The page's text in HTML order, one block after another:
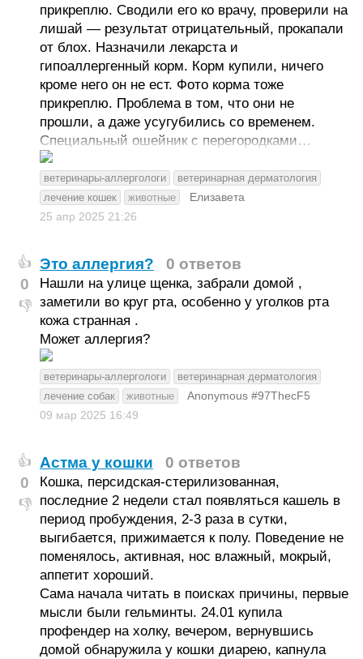
прикреплю. Сводили его ко врачу, проверили на
лишай — результат отрицательный, прокапали
от блох. Назначили лекарста и
гипоаллергенный корм. Корм купили, ничего
кроме него он не ест. Фото корма тоже
прикреплю. Проблема в том, что они не
прошли, а даже усугубились со временем.
Специальный ошейник с перегородками…
ветеринары-аллергологи
ветеринарная дерматология
лечение кошек
животные
Елизавета
25 апр 2025 21:26
👍
0
👎
Это аллергия? 0 ответов
Нашли на улице щенка, забрали домой ,
заметили во круг рта, особенно у уголков рта
кожа странная .
Может аллергия?
ветеринары-аллергологи
ветеринарная дерматология
лечение собак
животные
Anonymous #97ThecF5
09 мар 2025 16:49
👍
0
👎
Астма у кошки 0 ответов
Кошка, персидская-стерилизованная,
последние 2 недели стал появляться кашель в
период пробуждения, 2-3 раза в сутки,
выгибается, прижимается к полу. Поведение не
поменялось, активная, нос влажный, мокрый,
аппетит хороший.
Сама начала читать в поисках причины, первые
мысли были гельминты. 24.01 купила
профендер на холку, вечером, вернувшись
домой обнаружила у кошки диарею, капнула